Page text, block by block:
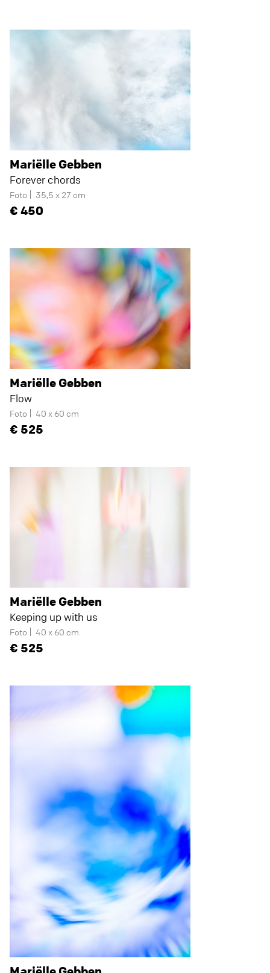
Mariëlle Gebben
Forever chords
Foto 35,5 x 27 cm
450
Mariëlle Gebben
Flow
Foto 40 x 60 cm
525
Mariëlle Gebben
Keeping up with us
Foto 40 x 60 cm
525